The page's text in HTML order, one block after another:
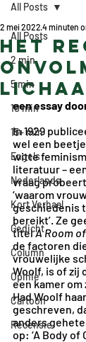
All Posts
2 min
5 min
10 min
15+ min
Engels
Nederlands
Kort Verhaal
Gedicht
Column
Opinie
Cartoon
Recensie
All Posts
Het
2 mei 2022 4 minuten
een essay
In 1929
wel een
witte
literatuur –
vraag
‘waarom
geschiedenis
bereikt’. Ze
titel A Room of
de factoren
vrouwelijke
Woolf, is of zij
een kamer
Had Woolf
geschreven,
anders
op: ‘A Body of